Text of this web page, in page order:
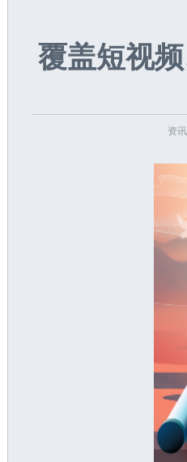
覆盖短视
资